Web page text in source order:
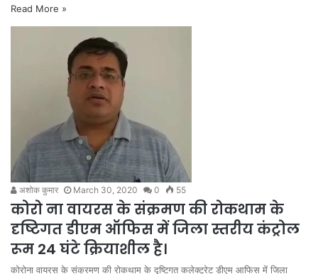
Read More »
अशोक कुमार March 30, 2020 0 55
कोरो ना वायरस के संक्रमण की रोकथाम के
दृष्टिगत डीएम ऑफिस में जिला स्तरीय कंट्रोल
रूम 24 घंटे क्रियाशील है।
कोरोना वायरस के संक्रमण की रोकथाम के दृष्टिगत कलेक्ट्रेट डीएम आफिस में जिला